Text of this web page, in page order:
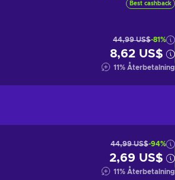
Best cashback
44,99 US$-81%
8,62 US$
11% Återbetalning
44,99 US$-94%
2,69 US$
11% Återbetalning